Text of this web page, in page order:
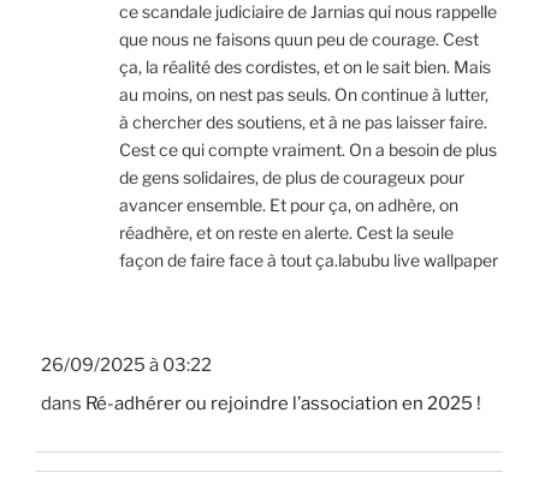
26/09/2025 à 03:22
dans Ré-adhérer ou rejoindre l’association en 2025 !
ce scandale judiciaire de Jarnias qui nous rappelle
que nous ne faisons quun peu de courage. Cest
ça, la réalité des cordistes, et on le sait bien. Mais
au moins, on nest pas seuls. On continue à lutter,
à chercher des soutiens, et à ne pas laisser faire.
Cest ce qui compte vraiment. On a besoin de plus
de gens solidaires, de plus de courageux pour
avancer ensemble. Et pour ça, on adhère, on
réadhère, et on reste en alerte. Cest la seule
façon de faire face à tout ça.labubu live wallpaper